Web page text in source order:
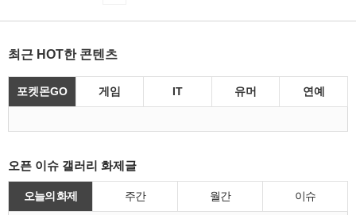
최근 HOT한 콘텐츠
포켓몬GO 게임 IT 유머 연예
오픈 이슈 갤러리 화제글
오늘의 화제 주간 월간 이슈